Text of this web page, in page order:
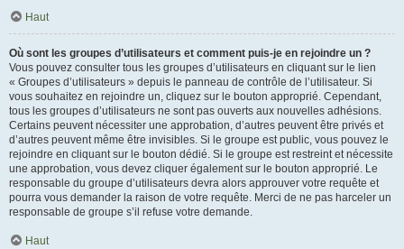
Haut
Où sont les groupes d’utilisateurs et comment puis-je en rejoindre un ?
Vous pouvez consulter tous les groupes d’utilisateurs en cliquant sur le lien
« Groupes d’utilisateurs » depuis le panneau de contrôle de l’utilisateur. Si
vous souhaitez en rejoindre un, cliquez sur le bouton approprié. Cependant,
tous les groupes d’utilisateurs ne sont pas ouverts aux nouvelles adhésions.
Certains peuvent nécessiter une approbation, d’autres peuvent être privés et
d’autres peuvent même être invisibles. Si le groupe est public, vous pouvez le
rejoindre en cliquant sur le bouton dédié. Si le groupe est restreint et nécessite
une approbation, vous devez cliquer également sur le bouton approprié. Le
responsable du groupe d’utilisateurs devra alors approuver votre requête et
pourra vous demander la raison de votre requête. Merci de ne pas harceler un
responsable de groupe s’il refuse votre demande.
Haut